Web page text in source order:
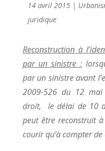
14 avril 2015|
juridique
Reconstruction à
par un sinistre :
par un sinistre avant
2009-526 du 12
droit, le délai de 10
peut être reconstruit
courir qu’à compter